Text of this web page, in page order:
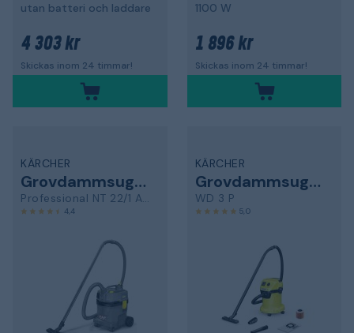
utan batteri och laddare
4 303 kr
Skickas inom 24 timmar!
1100 W
1 896 kr
Skickas inom 24 timmar!
KÄRCHER
Grovdammsugare
Professional NT 22/1 Ap Te
4,4
KÄRCHER
Grovdammsugare
WD 3 P
5,0